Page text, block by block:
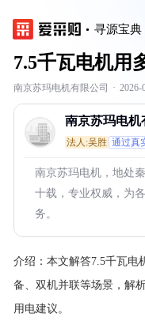
寻源宝典
7.5千瓦电机用
南京苏玛电机有限公司 · 2026-
南京苏玛电机
法人:吴胜 通过真
南京苏玛电机，地处
十载，专业权威，为
务。
介绍： 本文解答7.5千瓦电
备、双机并联等场景，解
用电建议。